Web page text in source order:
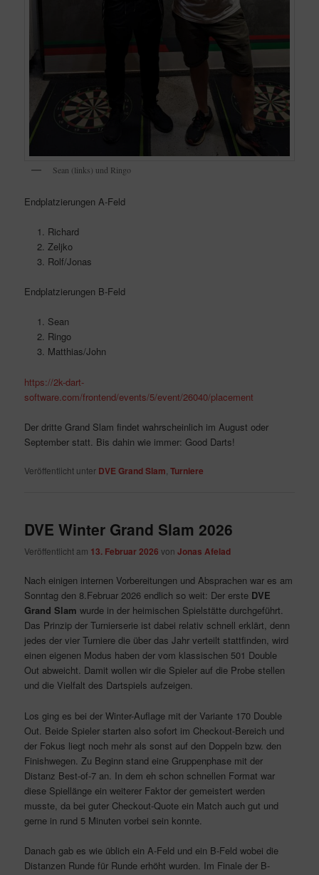
Sean (links) und Ringo
Endplatzierungen A-Feld
Richard
Zeljko
Rolf/Jonas
Endplatzierungen B-Feld
Sean
Ringo
Matthias/John
https://2k-dart-
software.com/frontend/events/5/event/26040/placement
Der dritte Grand Slam findet wahrscheinlich im August oder
September statt. Bis dahin wie immer: Good Darts!
Veröffentlicht unter DVE Grand Slam ,Turniere
DVE Winter Grand Slam 2026
Veröffentlicht am 13. Februar 2026 vonJonas Afelad
Nach einigen internen Vorbereitungen und Absprachen war es am
Sonntag den 8.Februar 2026 endlich so weit: Der erste DVE
Grand Slam wurde in der heimischen Spielstätte durchgeführt.
Das Prinzip der Turnierserie ist dabei relativ schnell erklärt, denn
jedes der vier Turniere die über das Jahr verteilt stattfinden, wird
einen eigenen Modus haben der vom klassischen 501 Double
Out abweicht. Damit wollen wir die Spieler auf die Probe stellen
und die Vielfalt des Dartspiels aufzeigen.
Los ging es bei der Winter-Auflage mit der Variante 170 Double
Out. Beide Spieler starten also sofort im Checkout-Bereich und
der Fokus liegt noch mehr als sonst auf den Doppeln bzw. den
Finishwegen. Zu Beginn stand eine Gruppenphase mit der
Distanz Best-of-7 an. In dem eh schon schnellen Format war
diese Spiellänge ein weiterer Faktor der gemeistert werden
musste, da bei guter Checkout-Quote ein Match auch gut und
gerne in rund 5 Minuten vorbei sein konnte.
Danach gab es wie üblich ein A-Feld und ein B-Feld wobei die
Distanzen Runde für Runde erhöht wurden. Im Finale der B-